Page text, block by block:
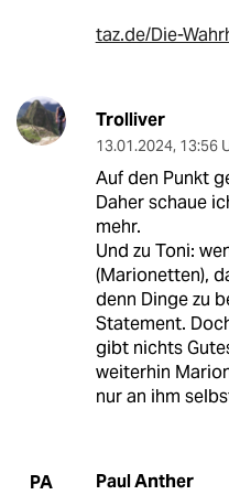
taz.de/Die-
Trolliver
13.01.2024, 13:56
Auf den Punkt
Daher schaue
mehr.
Und zu Toni:
(Marionetten),
denn Dinge zu
Statement.
gibt nichts
weiterhin
nur an ihm
PA Paul Anther